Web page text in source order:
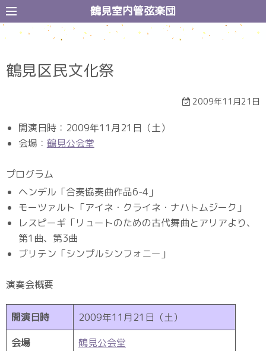
コ
ン
テ
ツ
ッ
プ
鶴見室内管弦楽団
鶴見区民文化祭
2009年11月21日
開演日時：2009年11月21日（土）
会場： 鶴見公会堂
プログラム
ヘンデル「合奏協奏曲作品6-4」
モーツァルト「アイネ・クライネ・ナハトムジーク」
レスピーギ「リュートのための古代舞曲とアリアより、
第1曲、第3曲
ブリテン「シンプルシンフォニー」
演奏会概要
開演日時
2009年11月21日（土）
会場
鶴見公会堂